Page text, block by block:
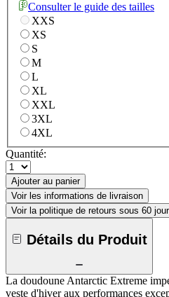
Consulter le guide des tailles
XXS
XS
S
M
L
XL
XXL
3XL
4XL
Quantité:
Ajouter au panier
Voir les informations de livraison
Voir la politique de retours sous 60
Détails du Produit
La doudoune Antarctic Extreme
veste d'hiver aux performances